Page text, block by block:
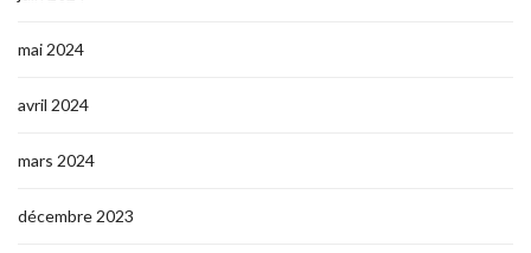
mai 2024
avril 2024
mars 2024
décembre 2023